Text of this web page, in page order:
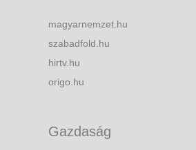
magyarnemzet.hu
szabadfold.hu
hirtv.hu
origo.hu
Gazdaság